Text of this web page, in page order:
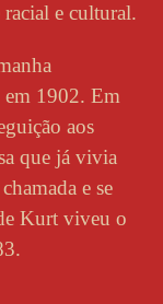
e cultural.
em 1902. Em
aos
que já vivia
e se
Kurt viveu o